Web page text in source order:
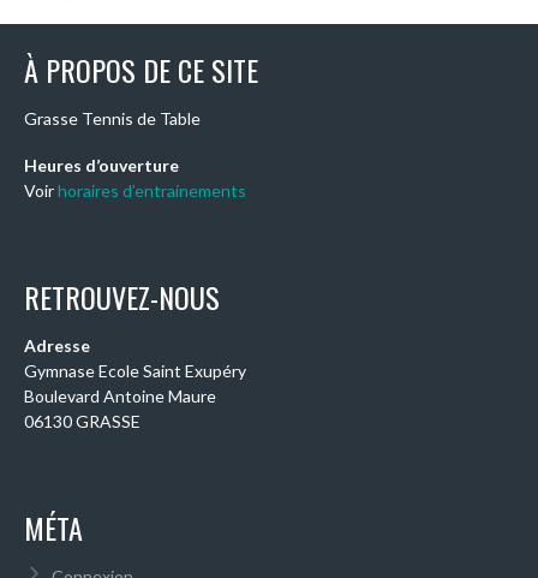
À PROPOS DE CE SITE
Grasse Tennis de Table
Heures d’ouverture
Voirhoraires d’entrainements
RETROUVEZ-NOUS
Adresse
Gymnase Ecole Saint Exupéry
Boulevard Antoine Maure
06130 GRASSE
MÉTA